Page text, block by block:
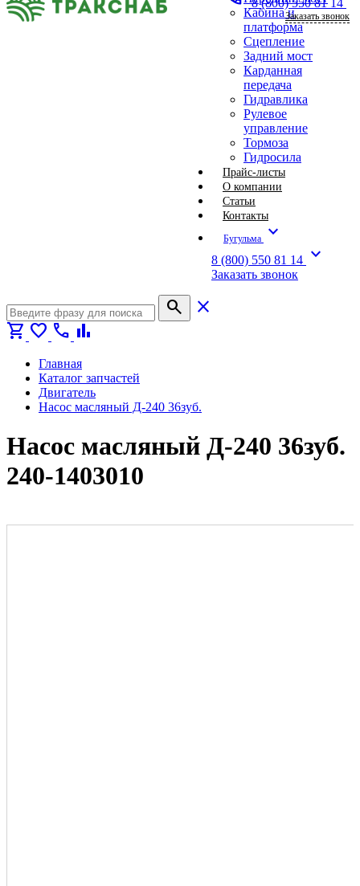
Кабина и
платформа
Сцепление
Задний мост
Карданная
передача
Гидравлика
Рулевое
управление
Тормоза
Гидросила
Прайс-листы
О компании
Статьи
Контакты
Бугульма expand_more
8 (800) 550 81 14 expand_more
Заказать звонок
Заказать звонок
search
close
shopping_cart favorite call bar_chart
Главная
Каталог запчастей
Двигатель
Насос масляный Д-240 36зуб.
Насос масляный Д-240 36зуб.
240-1403010